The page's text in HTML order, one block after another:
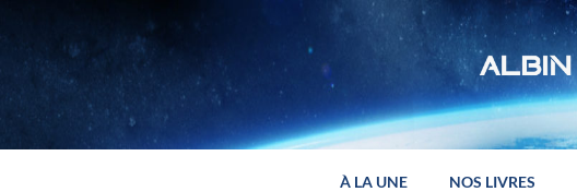
À LA UNE NOS LIVRES